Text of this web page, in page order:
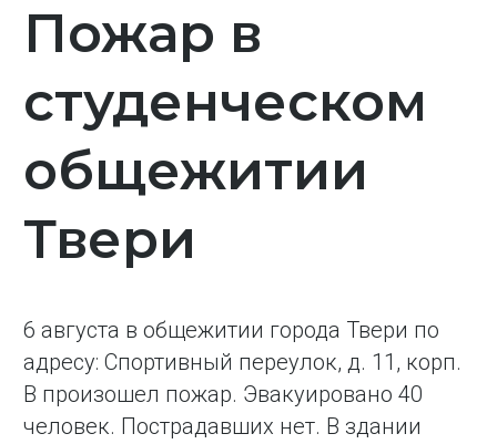
Пожар в
студенческом
общежитии
Твери
6 августа в общежитии города Твери по
адресу: Спортивный переулок, д. 11, корп.
В произошел пожар. Эвакуировано 40
человек. Пострадавших нет. В здании